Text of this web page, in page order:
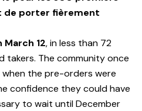
de porter fièrement
March 12, in less than 72
takers. The community once
when the pre-orders were
confidence they could have
to wait until December